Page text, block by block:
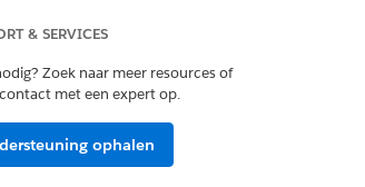
af te stemmen
Ja Nee
& SERVICES
Zoek naar meer resources of
met een expert op.
ophalen